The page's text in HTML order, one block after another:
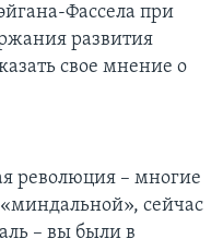
Фассела при
развития
свое мнение о
революция – многие
сейчас
– вы были в